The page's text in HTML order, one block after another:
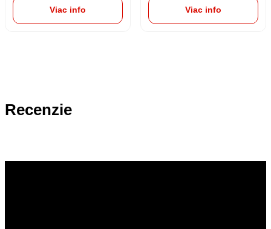
Viac info Viac info
Recenzie